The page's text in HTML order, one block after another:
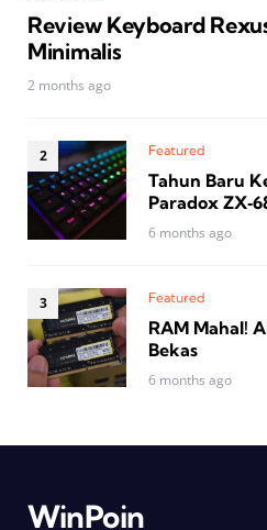
Review Keyboard
Minimalis
2 months ago
Featured
Tahun Baru
Paradox
6 months ago
Featured
RAM Mahal!
Bekas
6 months ago
WinPoin